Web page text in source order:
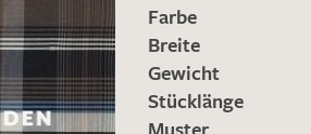
Farbe
Breite
Gewicht
Stücklänge
Muster